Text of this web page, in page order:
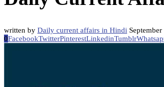
written by Daily current affairs in Hindi
0FacebookTwitterPinterestLinkedinTumblr